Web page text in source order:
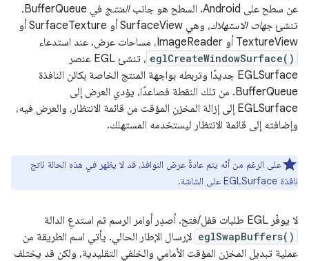
عن سطح على Android. السطح هو جانب
المنتج
في BufferQueue.
تنشئ جهات الاستهلاك
، وهي SurfaceView أو SurfaceTexture أو
TextureView أو ImageReader، مساحات عرض. عند استدعاء
eglCreateWindowSurface()
، تنشئ EGL عنصر
EGLSurface جديدًا وتربطه بواجهة المنتج الخاصة بكائن النافذة
BufferQueue. من تلك النقطة فصاعدًا، يؤدي العرض إلى
EGLSurface إلى إزالة المخزن المؤقت من قائمة الانتظار، والعرض فيه،
وإضافته إلى قائمة الانتظار ليستخدمه المستهلك.
على الرغم من أنّه يتم عادةً عرض النوافذ، قد لا يظهر في هذه الحالة ناتج
نافذة EGLSurface على الشاشة.
لا يوفّر EGL طلبات قفل/فتح. أصدِر أوامر الرسم ثم استدعِ الدالة
eglSwapBuffers() لإرسال الإطار الحالي. يأتي اسم الطريقة من
عملية تبديل المخزن المؤقت الأمامي والخلفي التقليدية، ولكن قد يختلف